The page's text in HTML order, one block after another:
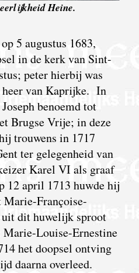
Heine.
5 augustus 1683,
in de kerk van Sint-
peter hierbij was
heer van Kaprijke. In
benoemd tot
Brugse Vrije; in deze
trouwens in 1717
ter gelegenheid van
Karel VI als graaf
12 april 1713 huwde hij
Françoise-
dit huwelijk sproot
Marie-Louise-Ernestine
het doopsel ontving
daarna overleed.